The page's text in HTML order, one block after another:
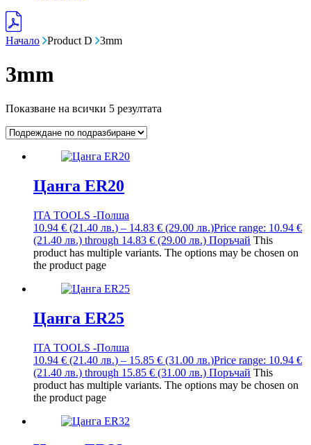
Начало Product D 3mm
3mm
Показване на всички 5 резултата
Цанга ER20
ITA TOOLS -Полша
10.94 € (21.40 лв.) – 14.83 € (29.00 лв.)Price range: 10.94 €
(21.40 лв.) through 14.83 € (29.00 лв.) Поръчай This
product has multiple variants. The options may be chosen on
the product page
Цанга ER25
ITA TOOLS -Полша
10.94 € (21.40 лв.) – 15.85 € (31.00 лв.)Price range: 10.94 €
(21.40 лв.) through 15.85 € (31.00 лв.) Поръчай This
product has multiple variants. The options may be chosen on
the product page